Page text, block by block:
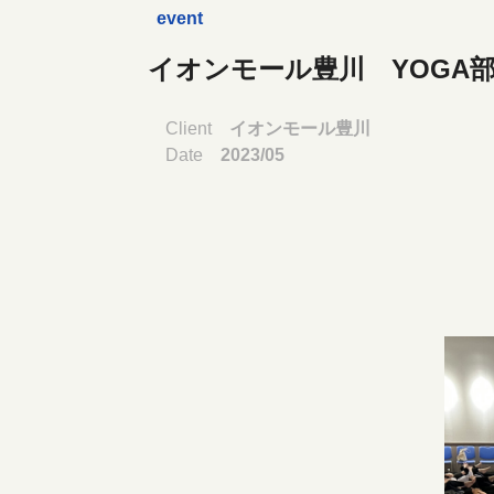
event
イオンモール豊川 YOGA
Client
イオンモール豊川
Date
2023/05